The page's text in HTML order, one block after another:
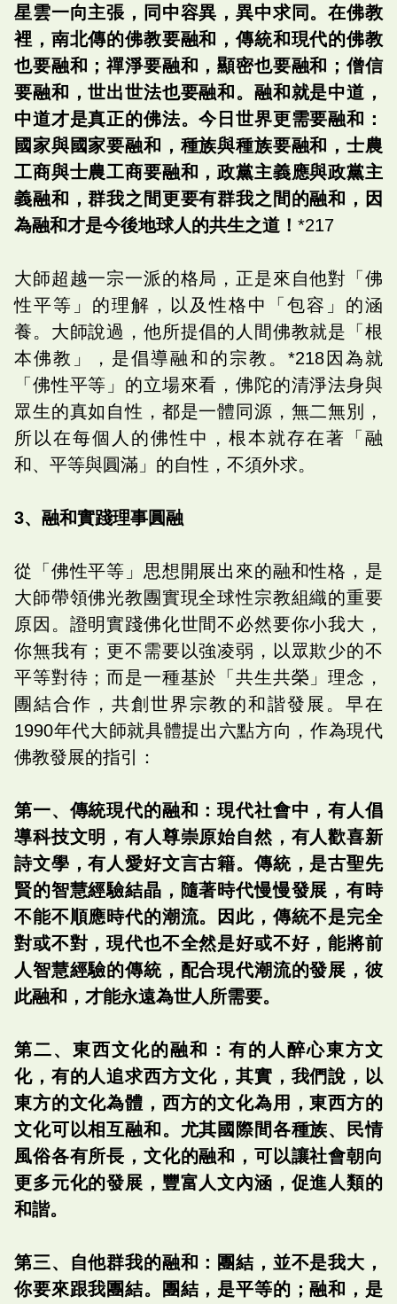
星雲一向主張，同中容異，異中求同。在佛教
裡，南北傳的佛教要融和，傳統和現代的佛教
也要融和；禪淨要融和，顯密也要融和；僧信
要融和，世出世法也要融和。融和就是中道，
中道才是真正的佛法。今日世界更需要融和：
國家與國家要融和，種族與種族要融和，士農
工商與士農工商要融和，政黨主義應與政黨主
義融和，群我之間更要有群我之間的融和，因
為融和才是今後地球人的共生之道！ *217
大師超越一宗一派的格局，正是來自他對「佛
性平等」的理解，以及性格中「包容」的涵
養。大師說過，他所提倡的人間佛教就是「根
本佛教」，是倡導融和的宗教。*218因為就
「佛性平等」的立場來看，佛陀的清淨法身與
眾生的真如自性，都是一體同源，無二無別，
所以在每個人的佛性中，根本就存在著「融
和、平等與圓滿」的自性，不須外求。
3、融和實踐理事圓融
從「佛性平等」思想開展出來的融和性格，是
大師帶領佛光教團實現全球性宗教組織的重要
原因。證明實踐佛化世間不必然要你小我大，
你無我有；更不需要以強凌弱，以眾欺少的不
平等對待；而是一種基於「共生共榮」理念，
團結合作，共創世界宗教的和諧發展。早在
1990年代大師就具體提出六點方向，作為現代
佛教發展的指引：
第一、傳統現代的融和：現代社會中，有人倡
導科技文明，有人尊崇原始自然，有人歡喜新
詩文學，有人愛好文言古籍。傳統，是古聖先
賢的智慧經驗結晶，隨著時代慢慢發展，有時
不能不順應時代的潮流。因此，傳統不是完全
對或不對，現代也不全然是好或不好，能將前
人智慧經驗的傳統，配合現代潮流的發展，彼
此融和，才能永遠為世人所需要。
第二、東西文化的融和：有的人醉心東方文
化，有的人追求西方文化，其實，我們說，以
東方的文化為體，西方的文化為用，東西方的
文化可以相互融和。尤其國際間各種族、民情
風俗各有所長，文化的融和，可以讓社會朝向
更多元化的發展，豐富人文內涵，促進人類的
和諧。
第三、自他群我的融和：團結，並不是我大，
你要來跟我團結。團結，是平等的；融和，是